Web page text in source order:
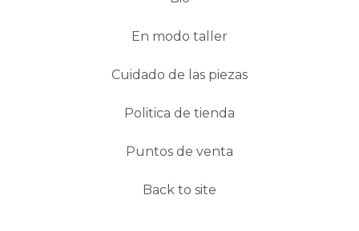
En modo taller
Cuidado de las piezas
Politica de tienda
Puntos de venta
Back to site